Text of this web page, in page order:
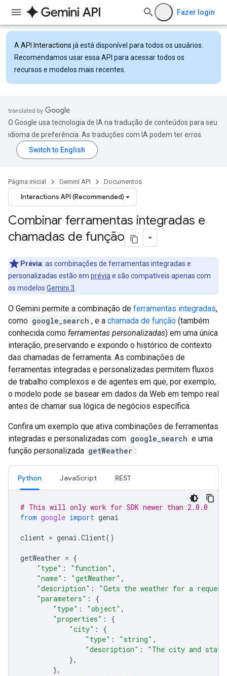
Fazer login
A API Interactions já está disponível para todos os usuários.
Recomendamos usar essa API para acessar todos os
recursos e modelos mais recentes.
O Google usa tecnologia de IA na tradução de conteúdos para seu
idioma de preferência. As traduções com IA podem ter erros.
Página inicial Gemini API Documentos
Interactions API (Recommended)
Combinar ferramentas integradas e
chamadas de função
Prévia: as combinações de ferramentas integradas e
personalizadas estão em prévia e são compatíveis apenas com
os modelos Gemini 3
O Gemini permite a combinação de ferramentas integradas,
como google_search , e a chamada de função (também
conhecida como ferramentas personalizadas) em uma única
interação, preservando e expondo o histórico de contexto
das chamadas de ferramenta. As combinações de
ferramentas integradas e personalizadas permitem fluxos
de trabalho complexos e de agentes em que, por exemplo,
o modelo pode se basear em dados da Web em tempo real
antes de chamar sua lógica de negócios específica.
Confira um exemplo que ativa combinações de ferramentas
integradas e personalizadas com google_search e uma
função personalizada getWeather :
Python JavaScript REST
# This will only work for SDK newer than 2.0.0
from google import genai
client = genai .Client()
getWeather = {
"type" : "function" ,
"name" : "getWeather" ,
"description" :
"Gets the weather for a
"parameters" :
{
"type" : "object" ,
"properties" :
{
"city" :
{
"type" : "string" ,
"description" :
"The city and
},
},